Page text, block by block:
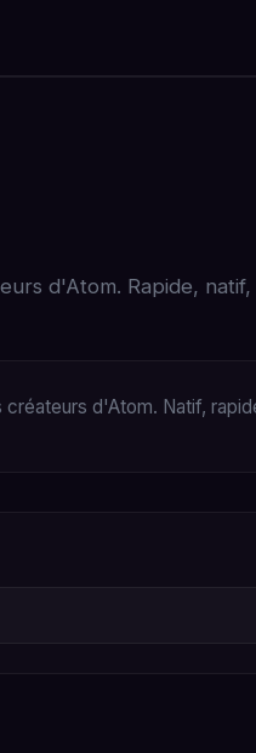
d'Atom. Rapide,
d'Atom. Natif,